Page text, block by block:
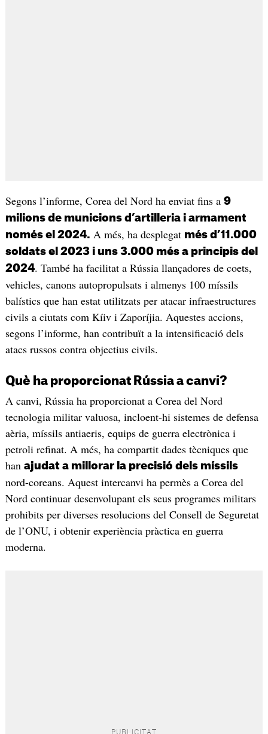
Segons l’informe, Corea del Nord ha enviat fins a 9
milions de municions d’artilleria i armament
només el 2024. A més, ha desplegat més d’11.000
soldats el 2023 i uns 3.000 més a principis del
2024. També ha facilitat a Rússia llançadores de coets,
vehicles, canons autopropulsats i almenys 100 míssils
balístics que han estat utilitzats per atacar infraestructures
civils a ciutats com Kíiv i Zaporíjia. Aquestes accions,
segons l’informe, han contribuït a la intensificació dels
atacs russos contra objectius civils.
Què ha proporcionat Rússia a canvi?
A canvi, Rússia ha proporcionat a Corea del Nord
tecnologia militar valuosa, incloent-hi sistemes de defensa
aèria, míssils antiaeris, equips de guerra electrònica i
petroli refinat. A més, ha compartit dades tècniques que
han ajudat a millorar la precisió dels míssils
nord-coreans. Aquest intercanvi ha permès a Corea del
Nord continuar desenvolupant els seus programes militars
prohibits per diverses resolucions del Consell de Seguretat
de l’ONU, i obtenir experiència pràctica en guerra
moderna.